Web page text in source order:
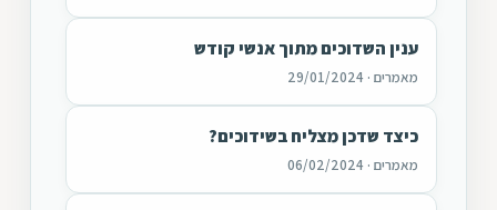
ענין השדוכים מתוך אנשי קודש
מאמרים · 29/01/2024
כיצד שדכן מצליח בשידוכים?
מאמרים · 06/02/2024